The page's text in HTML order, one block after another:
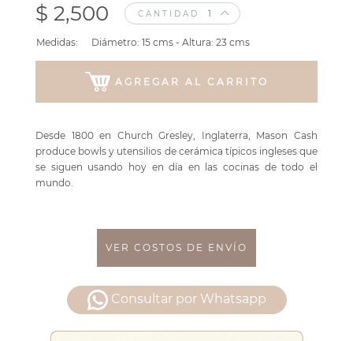
$ 2,500 CANTIDAD
Medidas: Diámetro: 15 cms - Altura: 23 cms
AGREGAR AL CARRITO
Desde 1800 en Church Gresley, Inglaterra, Mason Cash
produce bowls y utensilios de cerámica típicos ingleses que
se siguen usando hoy en día en las cocinas de todo el
mundo.
VER COSTOS DE ENVÍO
Consultar por Whatsapp